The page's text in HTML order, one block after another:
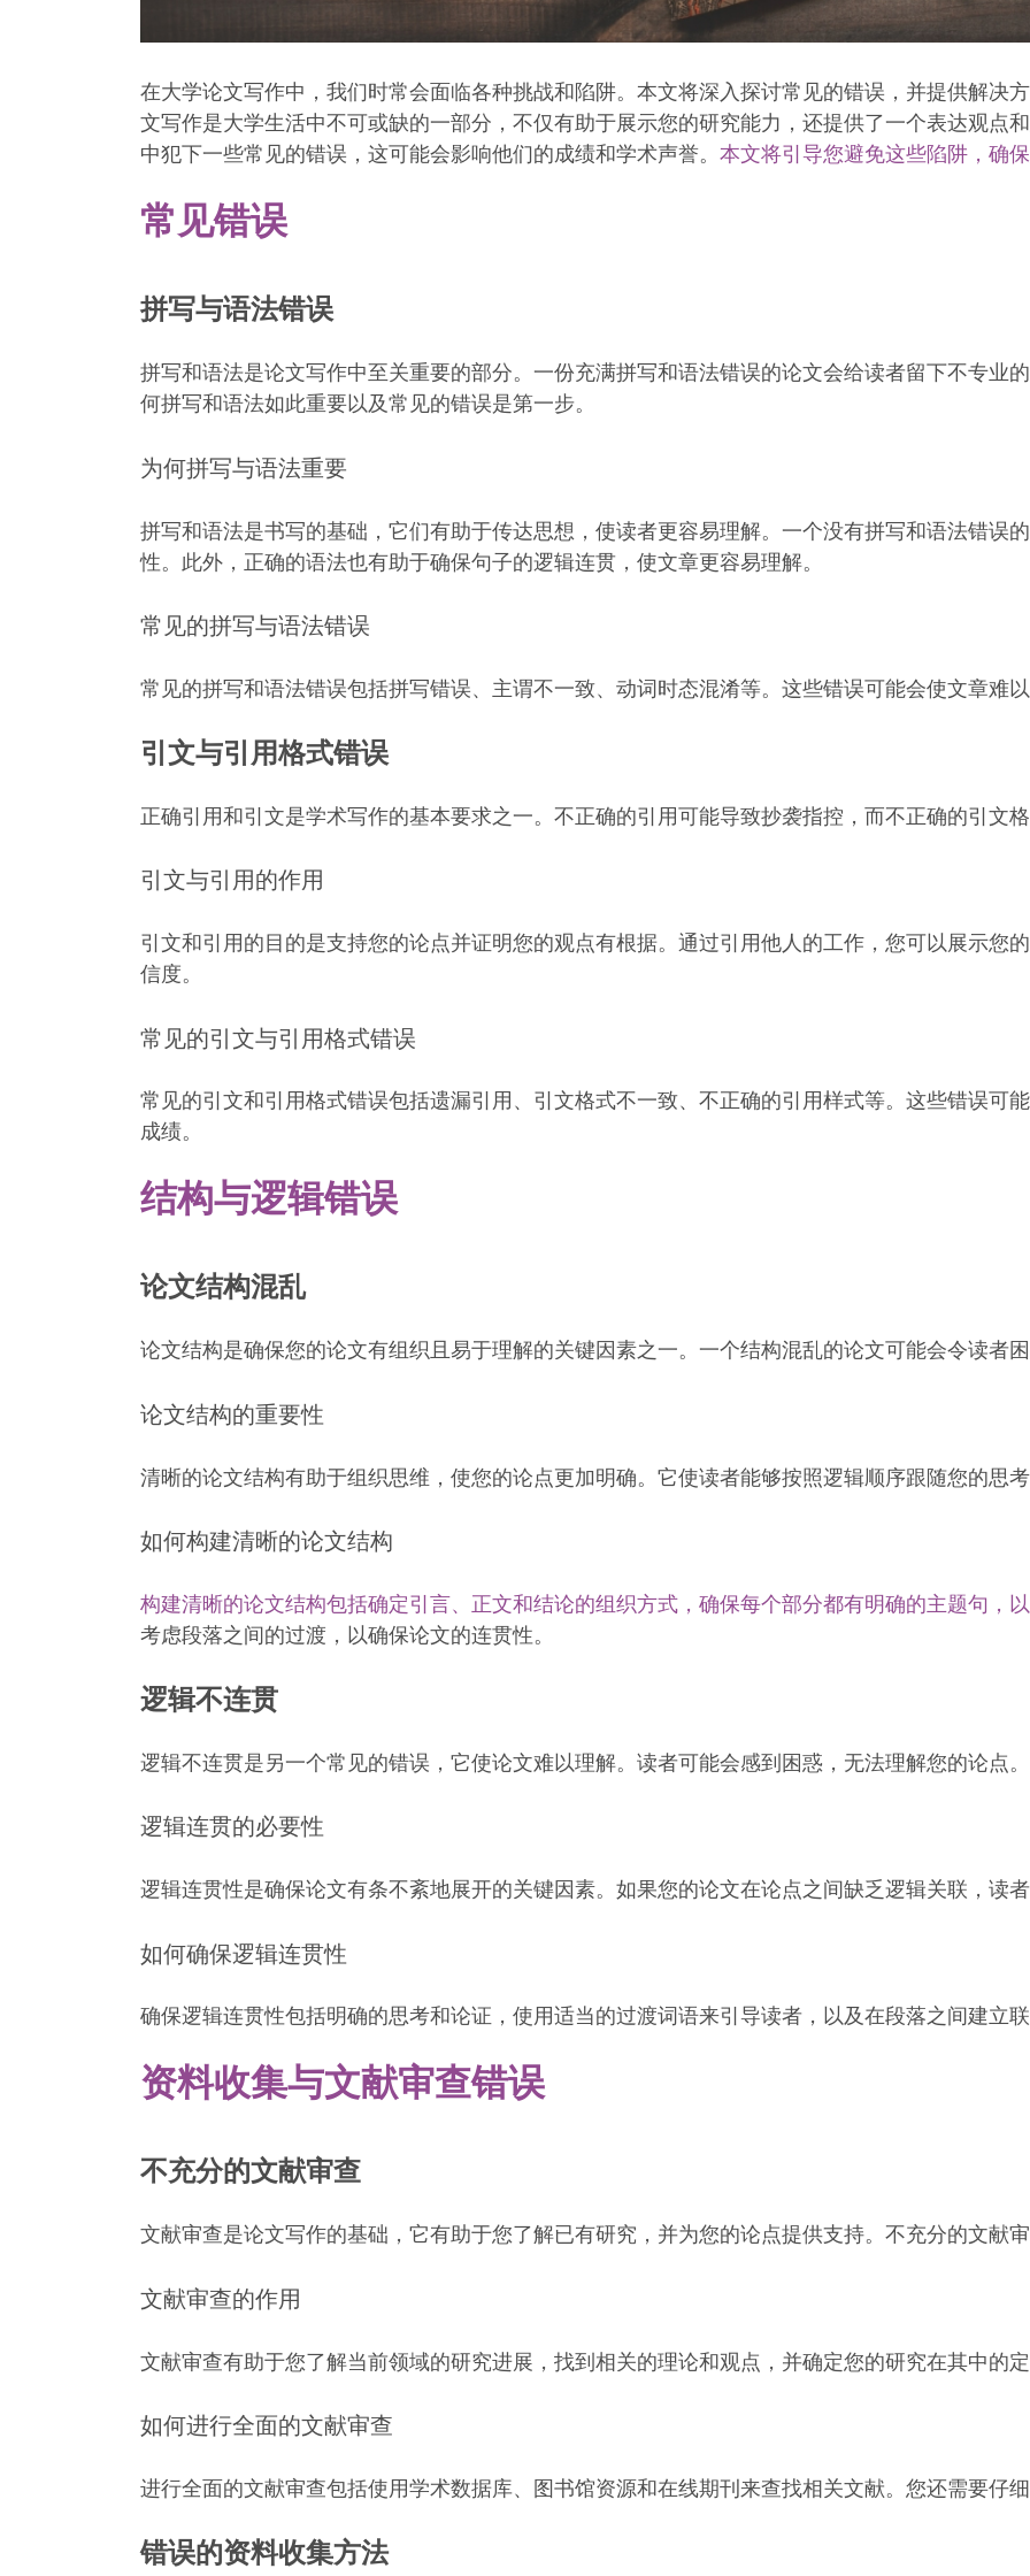
在大学论文写作中，我们时常会面临各种挑战和陷阱。本文将深入探讨常见的错误，并提供解决
文写作是大学生活中不可或缺的一部分，不仅有助于展示您的研究能力，还提供了一个表达观点
中犯下一些常见的错误，这可能会影响他们的成绩和学术声誉。 本文将引导您避免这些陷阱，确
常见错误
拼写与语法错误
拼写和语法是论文写作中至关重要的部分。一份充满拼写和语法错误的论文会给读者留下不专业
何拼写和语法如此重要以及常见的错误是第一步。
为何拼写与语法重要
拼写和语法是书写的基础，它们有助于传达思想，使读者更容易理解。一个没有拼写和语法错误
性。此外，正确的语法也有助于确保句子的逻辑连贯，使文章更容易理解。
常见的拼写与语法错误
常见的拼写和语法错误包括拼写错误、主谓不一致、动词时态混淆等。这些错误可能会使文章难
引文与引用格式错误
正确引用和引文是学术写作的基本要求之一。不正确的引用可能导致抄袭指控，而不正确的引文
引文与引用的作用
引文和引用的目的是支持您的论点并证明您的观点有根据。通过引用他人的工作，您可以展示您
信度。
常见的引文与引用格式错误
常见的引文和引用格式错误包括遗漏引用、引文格式不一致、不正确的引用样式等。这些错误可
成绩。
结构与逻辑错误
论文结构混乱
论文结构是确保您的论文有组织且易于理解的关键因素之一。一个结构混乱的论文可能会令读者
论文结构的重要性
清晰的论文结构有助于组织思维，使您的论点更加明确。它使读者能够按照逻辑顺序跟随您的思
如何构建清晰的论文结构
构建清晰的论文结构包括确定引言、正文和结论的组织方式，确保每个部分都有明确的主题句，
考虑段落之间的过渡，以确保论文的连贯性。
逻辑不连贯
逻辑不连贯是另一个常见的错误，它使论文难以理解。读者可能会感到困惑，无法理解您的论点。
逻辑连贯的必要性
逻辑连贯性是确保论文有条不紊地展开的关键因素。如果您的论文在论点之间缺乏逻辑关联，读
如何确保逻辑连贯性
确保逻辑连贯性包括明确的思考和论证，使用适当的过渡词语来引导读者，以及在段落之间建立
资料收集与文献审查错误
不充分的文献审查
文献审查是论文写作的基础，它有助于您了解已有研究，并为您的论点提供支持。不充分的文献
文献审查的作用
文献审查有助于您了解当前领域的研究进展，找到相关的理论和观点，并确定您的研究在其中的
如何进行全面的文献审查
进行全面的文献审查包括使用学术数据库、图书馆资源和在线期刊来查找相关文献。您还需要仔
错误的资料收集方法